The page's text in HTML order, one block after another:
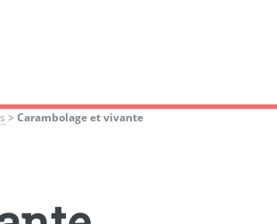
> Carambolage et vivante